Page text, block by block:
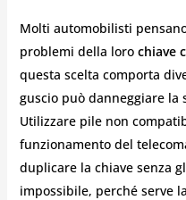
Molti automobilisti
problemi della loro chiave
questa scelta comporta
guscio può danneggiare
Utilizzare pile non
funzionamento del
duplicare la chiave senza
impossibile, perché serve